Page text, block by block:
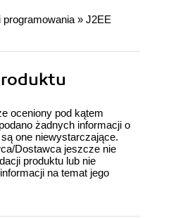
» J2EE
oceniony pod kątem
żadnych informacji o
one niewystarczające.
Dostawca jeszcze nie
produktu lub nie
na temat jego